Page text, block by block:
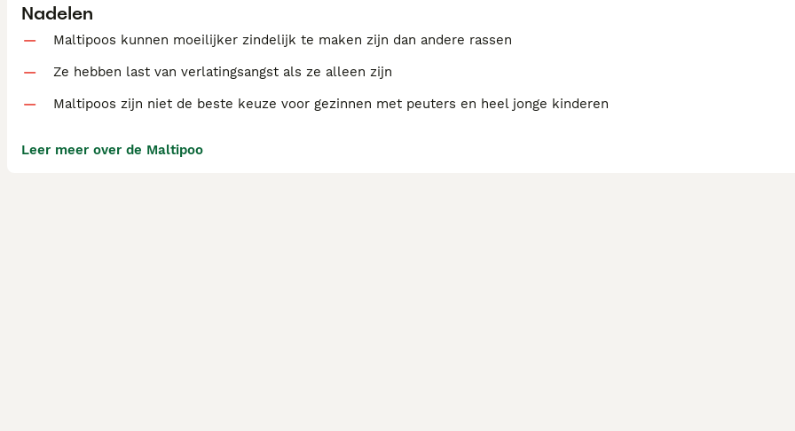
Nadelen
Maltipoos kunnen moeilijker zindelijk te maken zijn dan andere rassen
Ze hebben last van verlatingsangst als ze alleen zijn
Maltipoos zijn niet de beste keuze voor gezinnen met peuters en heel jonge kinderen
Leer meer over de Maltipoo